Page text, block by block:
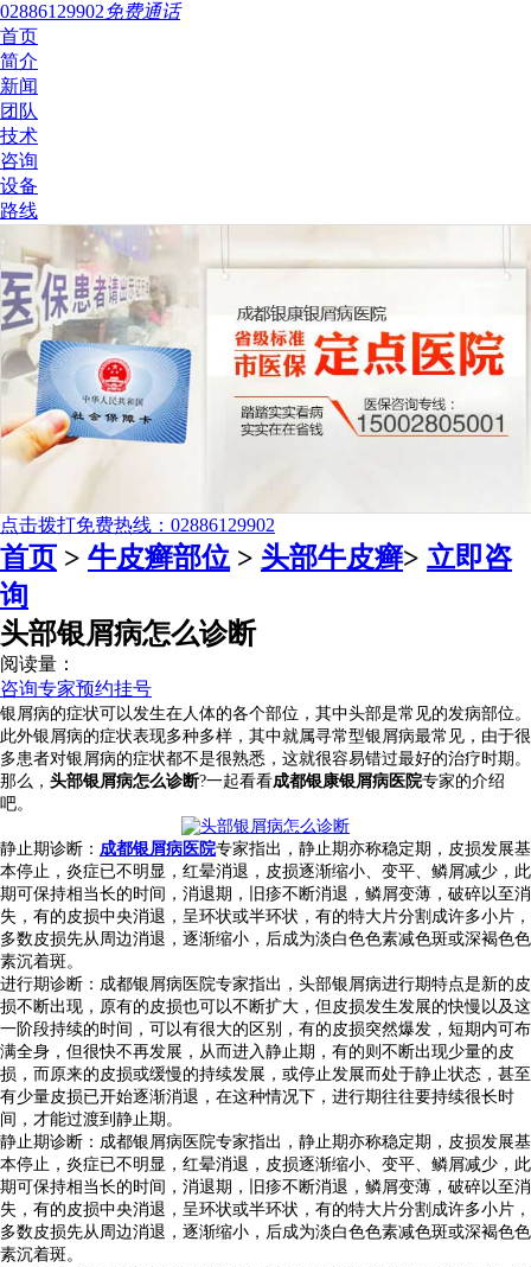
02886129902免费通话
首页
简介
新闻
团队
技术
咨询
设备
路线
点击拨打免费热线：02886129902
首页 > 牛皮癣部位 > 头部牛皮癣> 立即咨
询
头部银屑病怎么诊断
阅读量：
咨询专家预约挂号
银屑病的症状可以发生在人体的各个部位，其中头部是常见的发病部位。
此外银屑病的症状表现多种多样，其中就属寻常型银屑病最常见，由于很
多患者对银屑病的症状都不是很熟悉，这就很容易错过最好的治疗时期。
那么， 头部银屑病怎么诊断?一起看看成都银康银屑病医院专家的介绍
吧。
静止期诊断： 成都银屑病医院专家指出，静止期亦称稳定期，皮损发展基
本停止，炎症已不明显，红晕消退，皮损逐渐缩小、变平、鳞屑减少，此
期可保持相当长的时间，消退期，旧疹不断消退，鳞屑变薄，破碎以至消
失，有的皮损中央消退，呈环状或半环状，有的特大片分割成许多小片，
多数皮损先从周边消退，逐渐缩小，后成为淡白色色素减色斑或深褐色色
素沉着斑。
进行期诊断：成都银屑病医院专家指出，头部银屑病进行期特点是新的皮
损不断出现，原有的皮损也可以不断扩大，但皮损发生发展的快慢以及这
一阶段持续的时间，可以有很大的区别，有的皮损突然爆发，短期内可布
满全身，但很快不再发展，从而进入静止期，有的则不断出现少量的皮
损，而原来的皮损或缓慢的持续发展，或停止发展而处于静止状态，甚至
有少量皮损已开始逐渐消退，在这种情况下，进行期往往要持续很长时
间，才能过渡到静止期。
静止期诊断：成都银屑病医院专家指出，静止期亦称稳定期，皮损发展基
本停止，炎症已不明显，红晕消退，皮损逐渐缩小、变平、鳞屑减少，此
期可保持相当长的时间，消退期，旧疹不断消退，鳞屑变薄，破碎以至消
失，有的皮损中央消退，呈环状或半环状，有的特大片分割成许多小片，
多数皮损先从周边消退，逐渐缩小，后成为淡白色色素减色斑或深褐色色
素沉着斑。